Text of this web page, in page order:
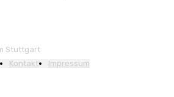
Stuttgart
Kontakt
Impressum